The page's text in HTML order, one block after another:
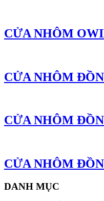
CỬA NHÔM
CỬA NHÔM
CỬA NHÔM
CỬA NHÔM
DANH MỤC